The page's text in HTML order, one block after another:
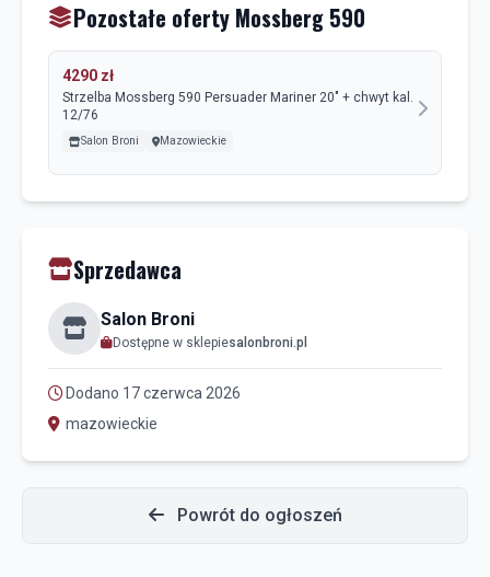
Pozostałe oferty Mossberg 590
4290 zł
Strzelba Mossberg 590 Persuader Mariner 20" + chwyt kal.
12/76
Salon Broni Mazowieckie
Sprzedawca
Salon Broni
Dostępne w sklepiesalonbroni.pl
Dodano 17 czerwca 2026
mazowieckie
Powrót do ogłoszeń